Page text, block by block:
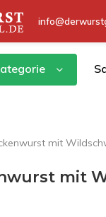
mit
mit